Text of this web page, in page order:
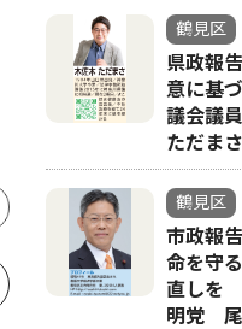
ファッションショ
融合
サルビアホールで16日
鶴見区
県政報
意に基
議会議
ただまさ
鶴見区
市政報
命を守
直しを
明党